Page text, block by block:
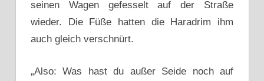
seinen Wagen gefesselt auf der Straße
wieder. Die Füße hatten die Haradrim ihm
auch gleich verschnürt.
„Also: Was hast du außer Seide noch auf